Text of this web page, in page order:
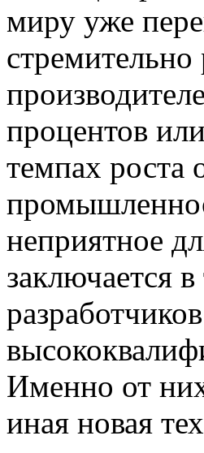
миру уже
процентов
темпах роста
неприятное
заключается
Именно от
иная новая